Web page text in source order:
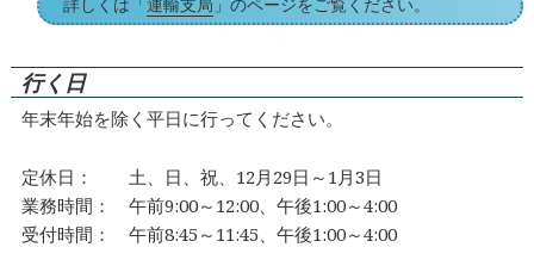
行く日
年末年始を除く平日に行ってください。
定休日： 土、日、祝、12月29日～1月3日
業務時間： 午前9:00～12:00、午後1:00～4:00
受付時間： 午前8:45～11:45、午後1:00～4:00